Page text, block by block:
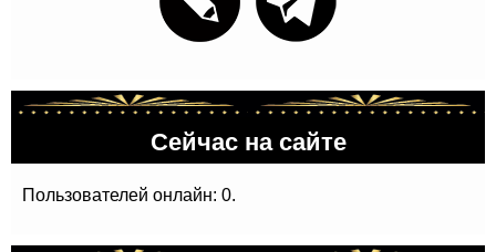
Сейчас на сайте
Пользователей онлайн: 0.